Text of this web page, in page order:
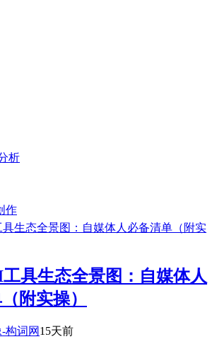
析
作
具生态全景图：自媒体人
附实操）
15天前